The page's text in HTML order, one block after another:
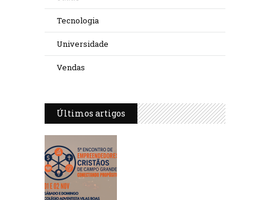
Tecnologia
Universidade
Vendas
Últimos artigos